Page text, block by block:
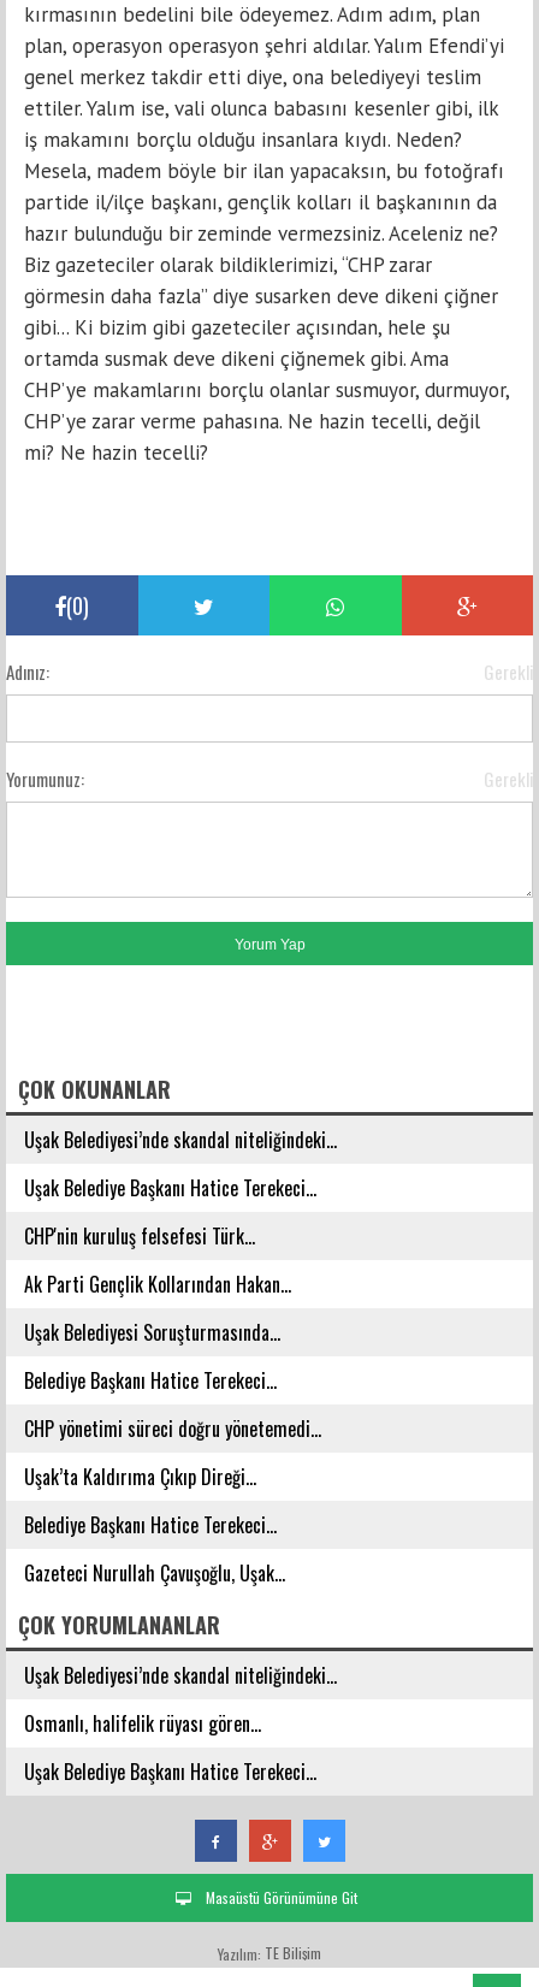
kırmasının bedelini bile ödeyemez. Adım adım, plan
plan, operasyon operasyon şehri aldılar. Yalım Efendi’yi
genel merkez takdir etti diye, ona belediyeyi teslim
ettiler. Yalım ise, vali olunca babasını kesenler gibi, ilk
iş makamını borçlu olduğu insanlara kıydı. Neden?
Mesela, madem böyle bir ilan yapacaksın, bu fotoğrafı
partide il/ilçe başkanı, gençlik kolları il başkanının da
hazır bulunduğu bir zeminde vermezsiniz. Aceleniz ne?
Biz gazeteciler olarak bildiklerimizi, “CHP zarar
görmesin daha fazla” diye susarken deve dikeni çiğner
gibi... Ki bizim gibi gazeteciler açısından, hele şu
ortamda susmak deve dikeni çiğnemek gibi. Ama
CHP’ye makamlarını borçlu olanlar susmuyor, durmuyor,
CHP’ye zarar verme pahasına. Ne hazin tecelli, değil
mi? Ne hazin tecelli?
(0)
Adınız: Gerekli
Yorumunuz: Gerekli
ÇOK OKUNANLAR
Uşak Belediyesi’nde skandal niteliğindeki...
Uşak Belediye Başkanı Hatice Terekeci...
CHP'nin kuruluş felsefesi Türk...
Ak Parti Gençlik Kollarından Hakan...
Uşak Belediyesi Soruşturmasında...
Belediye Başkanı Hatice Terekeci...
CHP yönetimi süreci doğru yönetemedi...
Uşak’ta Kaldırıma Çıkıp Direği...
Belediye Başkanı Hatice Terekeci...
Gazeteci Nurullah Çavuşoğlu, Uşak...
ÇOK YORUMLANANLAR
Uşak Belediyesi’nde skandal niteliğindeki...
Osmanlı, halifelik rüyası gören...
Uşak Belediye Başkanı Hatice Terekeci...
Masaüstü Görünümüne Git
Yazılım: TE Bilişim